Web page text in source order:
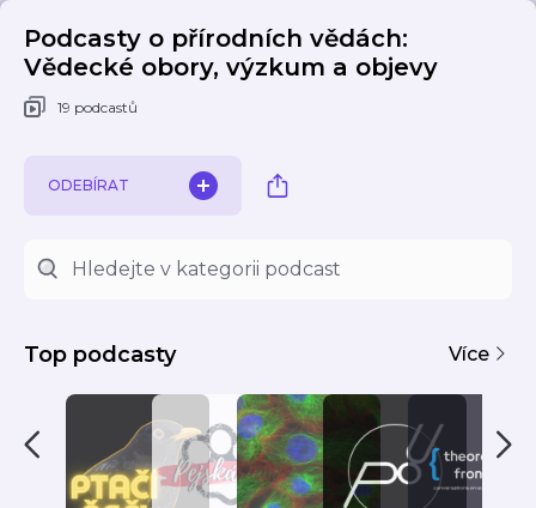
Podcasty o přírodních vědách:
Vědecké obory, výzkum a objevy
19 podcastů
ODEBÍRAT
Top podcasty Více